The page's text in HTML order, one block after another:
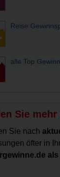
Reise
alle Top
Sie
Sie nach
öfter in